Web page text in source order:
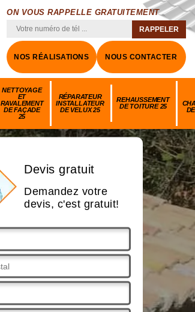
ON VOUS RAPPELLE GRATUITEMENT
NOS RÉALISATIONS NOUS CONTACTER
NETTOYAGE
ET
RAVALEMENT
DE FAÇADE
25
RÉPARATEUR
INSTALLATEUR
DE VELUX 25
REHAUSSEMENT
DE TOITURE 25
Devis gratuit
Demandez votre
devis, c'est gratuit!